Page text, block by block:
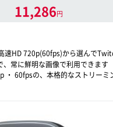
11,286円
速HD 720p(60fps)から選んで
常に鮮明な画像で利用できます
・ 60fpsの、本格的なストリーミ